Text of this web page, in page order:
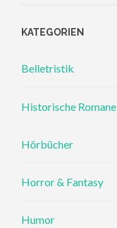
KATEGORIEN
Belletristik
Historische Romane
Hörbücher
Horror & Fantasy
Humor